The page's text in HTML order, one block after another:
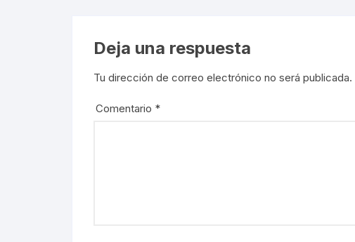
Deja una respuesta
Tu dirección de correo electrónico no será publicada.
Comentario *